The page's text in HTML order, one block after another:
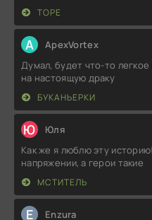
ТОРЕ
A ApexVortex
Думал, будет что-то
на настоящую драку
БУКАНЬЕРКИ
Ю Юля
Как же я люблю эту
напряжении, а герои такие
МСТИТЕЛЬ
E Enzura